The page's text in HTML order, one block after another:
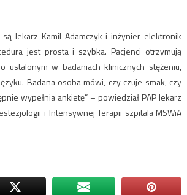
lekarz Kamil Adamczyk i inżynier elektronik
jest prosta i szybka. Pacjenci otrzymują
ustalonym w badaniach klinicznych stężeniu,
Badana osoba mówi, czy czuje smak, czy
wypełnia ankietę” – powiedział PAP lekarz
i Intensywnej Terapii szpitala MSWiA